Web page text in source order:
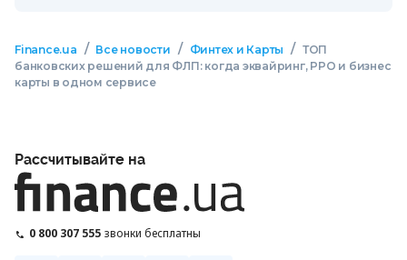
Finance.ua / Все новости / Финтех и Карты / ТОП
банковских решений для ФЛП: когда эквайринг, РРО и бизнес
карты в одном сервисе
Рассчитывайте на
0 800 307 555 звонки бесплатны